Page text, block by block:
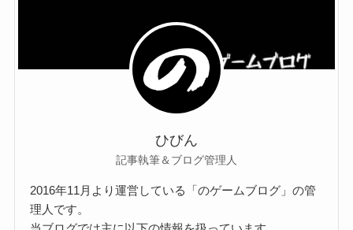
ひびん
記事執筆＆ブログ管理人
2016年11月より運営している「のゲームブログ」の管
理人です。